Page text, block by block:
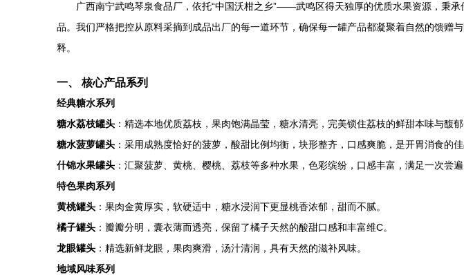
广西南宁武鸣琴泉食品厂，依托“中国沃柑之乡”——武鸣区得天独厚的优质水果资源，秉
品。我们严格把控从原料采摘到成品出厂的每一道环节，确保每一罐产品都凝聚着自然的馈赠
释。
一、 核心产品系列
经典糖水系列
糖水荔枝罐头 ：精选本地优质荔枝，果肉饱满晶莹，糖水清亮，完美锁住荔枝的鲜甜本味与馥郁
糖水菠萝罐头 ：采用成熟度恰好的菠萝，酸甜比例均衡，块形整齐，口感爽脆，是开胃消食的佳
什锦水果罐头 ：汇聚菠萝、黄桃、樱桃、荔枝等多种水果，色彩缤纷，口感丰富，满足一次尝遍
特色果肉系列
黄桃罐头 ：果肉金黄厚实，软硬适中，糖水浸润下更显桃香浓郁，甜而不腻。
橘子罐头 ：瓣瓣分明，囊衣薄而透亮，保留了橘子天然的酸甜口感和丰富维C。
龙眼罐头 ：精选新鲜龙眼，果肉爽滑，汤汁清润，具有天然的滋补风味。
地域风味系列